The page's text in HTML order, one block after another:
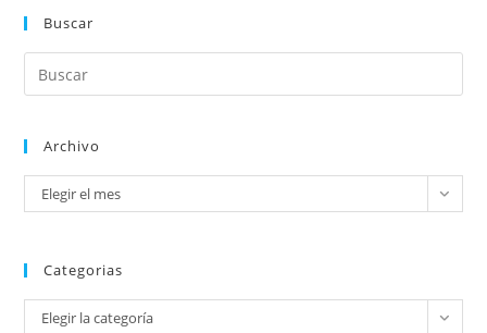
Buscar
Archivo
Elegir el mes
Categorias
Elegir la categoría